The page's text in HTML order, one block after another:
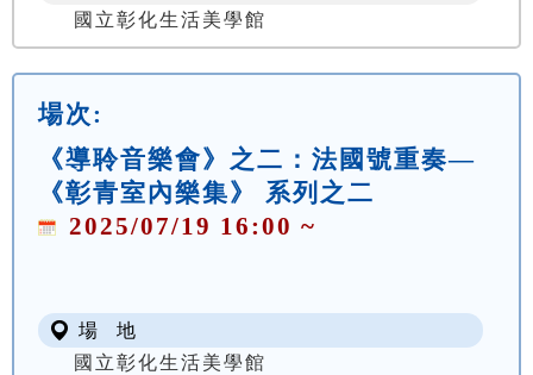
國立彰化生活美學館
場次:
《導聆音樂會》之二：法國號重奏—
《彰青室內樂集》 系列之二
2025/07/19 16:00 ~
場 地
國立彰化生活美學館